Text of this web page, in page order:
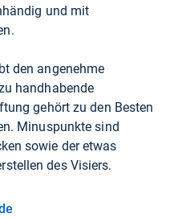
und mit
den angenehme
handhabende
gehört zu den Besten
Minuspunkte sind
sowie der etwas
des Visiers.